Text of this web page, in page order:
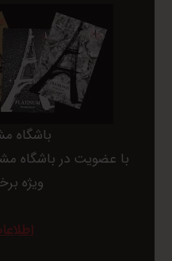
باشگاه
با عضویت در باشگاه
ویژه